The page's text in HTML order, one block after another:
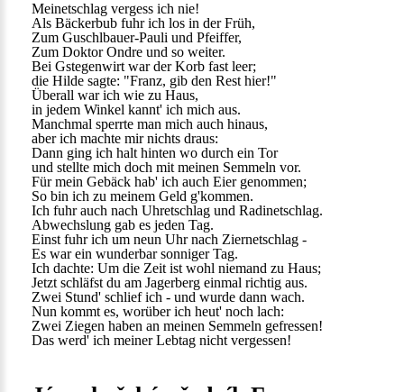
Meinetschlag vergess ich nie!
Als Bäckerbub fuhr ich los in der Früh,
Zum Guschlbauer-Pauli und Pfeiffer,
Zum Doktor Ondre und so weiter.
Bei Gstegenwirt war der Korb fast leer;
die Hilde sagte: "Franz, gib den Rest hier!"
Überall war ich wie zu Haus,
in jedem Winkel kannt' ich mich aus.
Manchmal sperrte man mich auch hinaus,
aber ich machte mir nichts draus:
Dann ging ich halt hinten wo durch ein Tor
und stellte mich doch mit meinen Semmeln vor.
Für mein Gebäck hab' ich auch Eier genommen;
So bin ich zu meinem Geld g'kommen.
Ich fuhr auch nach Uhretschlag und Radinetschlag.
Abwechslung gab es jeden Tag.
Einst fuhr ich um neun Uhr nach Ziernetschlag -
Es war ein wunderbar sonniger Tag.
Ich dachte: Um die Zeit ist wohl niemand zu Haus;
Jetzt schläfst du am Jagerberg einmal richtig aus.
Zwei Stund' schlief ich - und wurde dann wach.
Nun kommt es, worüber ich heut' noch lach:
Zwei Ziegen haben an meinen Semmeln gefressen!
Das werd' ich meiner Lebtag nicht vergessen!